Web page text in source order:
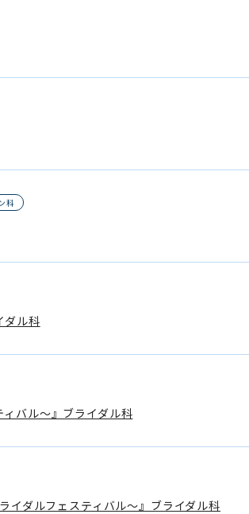
科
ダル科
ィバル～』ブライダル科
イダルフェスティバル～』ブライダル科